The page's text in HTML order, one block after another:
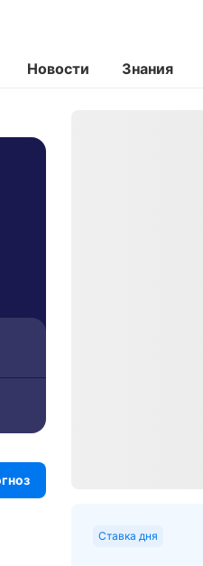
Новости Знания
Ставка дня